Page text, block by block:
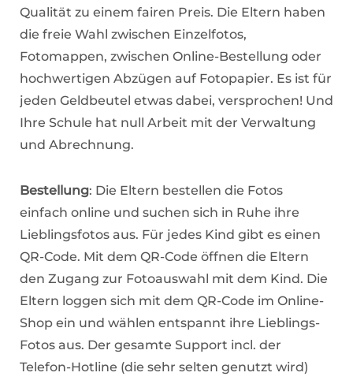
Qualität zu einem fairen Preis. Die Eltern haben
die freie Wahl zwischen Einzelfotos,
Fotomappen, zwischen Online-Bestellung oder
hochwertigen Abzügen auf Fotopapier. Es ist für
jeden Geldbeutel etwas dabei, versprochen! Und
Ihre Schule hat null Arbeit mit der Verwaltung
und Abrechnung.
Bestellung: Die Eltern bestellen die Fotos
einfach online und suchen sich in Ruhe ihre
Lieblingsfotos aus. Für jedes Kind gibt es einen
QR-Code. Mit dem QR-Code öffnen die Eltern
den Zugang zur Fotoauswahl mit dem Kind. Die
Eltern loggen sich mit dem QR-Code im Online-
Shop ein und wählen entspannt ihre Lieblings-
Fotos aus. Der gesamte Support incl. der
Telefon-Hotline (die sehr selten genutzt wird)